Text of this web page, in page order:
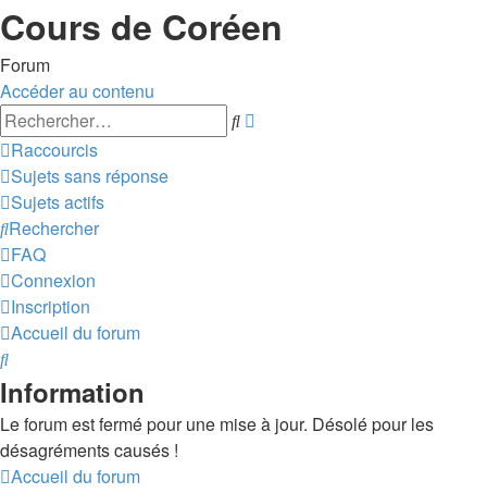
Cours de Coréen
Forum
Accéder au contenu
Rechercher
Raccourcis
Sujets sans réponse
Sujets actifs
Rechercher
FAQ
Connexion
Inscription
Accueil du forum
Rechercher
Information
Le forum est fermé pour une mise à jour. Désolé pour les
désagréments causés !
Accueil du forum